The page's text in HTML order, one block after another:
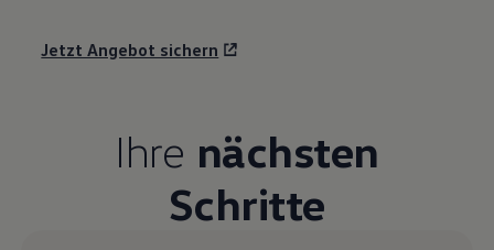
Jetzt Angebot sichern
Ihre nächsten
Schritte